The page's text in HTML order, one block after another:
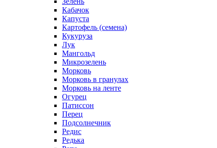
Кабачок
Капуста
Картофель (семена)
Кукуруза
Лук
Мангольд
Микрозелень
Морковь
Морковь в гранулах
Морковь на ленте
Огурец
Патиссон
Перец
Подсолнечник
Редис
Редька